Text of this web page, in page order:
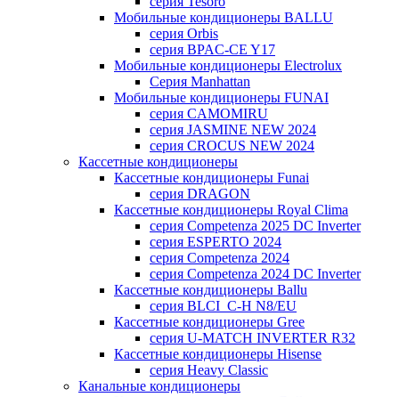
Мобильные кондиционеры BALLU
серия Orbis
серия BPAC-CE Y17
Мобильные кондиционеры Electrolux
Cерия Manhattan
Мобильные кондиционеры FUNAI
серия CAMOMIRU
серия JASMINE NEW 2024
серия CROCUS NEW 2024
Кассетные кондиционеры
Кассетные кондиционеры Funai
серия DRAGON
Кассетные кондиционеры Royal Clima
серия Competenza 2025 DC Inverter
серия ESPERTO 2024
серия Competenza 2024
серия Competenza 2024 DC Inverter
Кассетные кондиционеры Ballu
серия BLCI_C-H N8/EU
Кассетные кондиционеры Gree
серия U-MATCH INVERTER R32
Кассетные кондиционеры Hisense
серия Heavy Classic
Канальные кондиционеры